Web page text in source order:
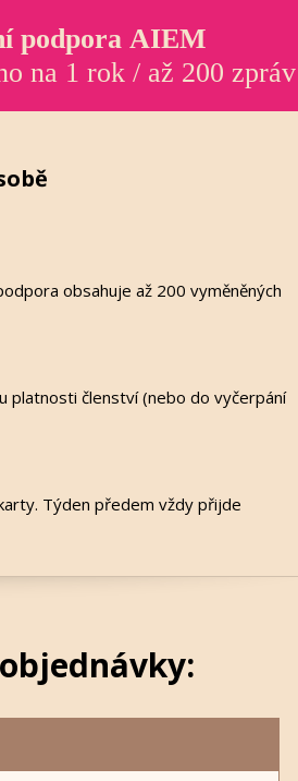
podpora AIEM
na 1 rok / až 200
obsahuje až 200 vyměněných
platnosti členství (nebo do vyčerpání
Týden předem vždy přijde